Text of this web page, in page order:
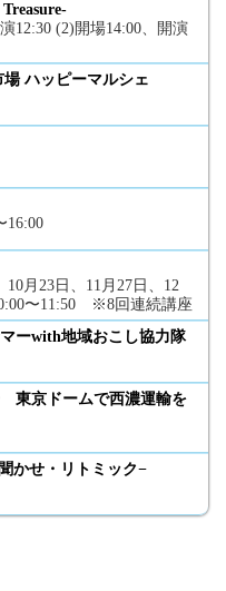
12:30 (2)開場14:00、開演
ハッピーマルシェ
16:00
10月23日、11月27日、12
〜11:50 ※8回連続講座
ーwith地域おこし協力隊
東京ドームで西濃運輸を
かせ・リトミック−